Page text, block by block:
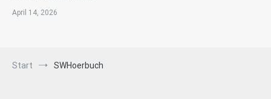
April 14, 2026
Start SWHoerbuch